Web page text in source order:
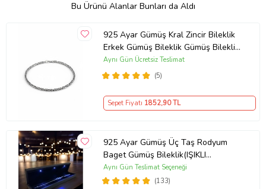
Bu Ürünü Alanlar Bunları da Aldı
925 Ayar Gümüş Kral Zincir Bileklik
Erkek Gümüş Bileklik Gümüş Bileklik
(Çok Renkli)
(5)
Aynı Gün Ücretsiz Teslimat
Sepet Fiyatı 1852,90 TL
925 Ayar Gümüş Üç Taş Rodyum
Baget Gümüş Bileklik(IŞIKLI
KUTULU)
(133)
Aynı Gün Teslimat Seçeneği